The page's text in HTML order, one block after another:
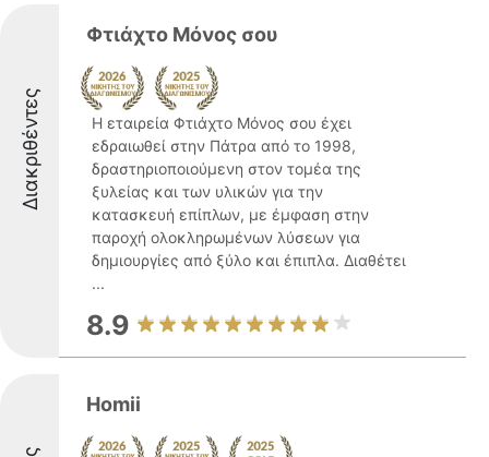
Διακριθέντες
Φτιάχτο Μόνος σου
Η εταιρεία Φτιάχτο Μόνος σου έχει
εδραιωθεί στην Πάτρα από το 1998,
δραστηριοποιούμενη στον τομέα της
ξυλείας και των υλικών για την
κατασκευή επίπλων, με έμφαση στην
παροχή ολοκληρωμένων λύσεων για
δημιουργίες από ξύλο και έπιπλα. Διαθέτει
...
8.9
Homii